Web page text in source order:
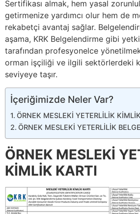
Sertifikası almak, hem yasal
getirmenize yardımcı olur hem de
rekabetçi avantaj sağlar.
aşama, KRK Belgelendirme gibi
tarafından profesyonelce
orman işçiliği ve ilgili sektörlerdeki
seviyeye taşır.
İçeriğimizde Neler Var?
ÖRNEK MESLEKİ YETERLİLİK
ÖRNEK MESLEKİ YETERLİLİK
ÖRNEK MESLEKİ
KİMLİK KARTI